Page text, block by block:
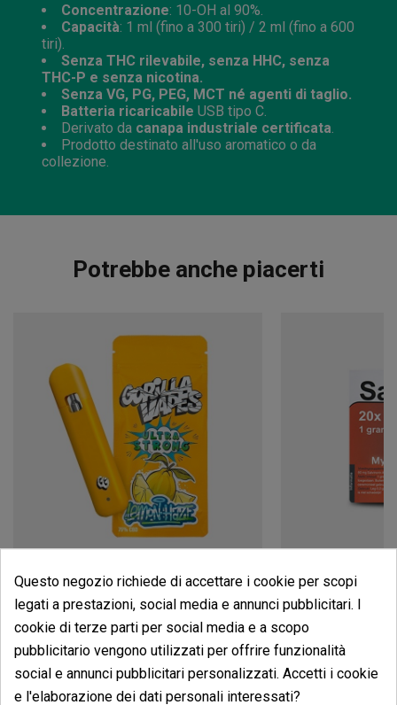
Concentrazione: 10-OH al 90%.
Capacità: 1 ml (fino a 300 tiri) / 2 ml (fino a 600
tiri).
Senza THC rilevabile, senza HHC, senza
THC-P e senza nicotina.
Senza VG, PG, PEG, MCT né agenti di taglio.
Batteria ricaricabile USB tipo C.
Derivato da canapa industriale certificata
Prodotto destinato all'uso aromatico o da
collezione.
Potrebbe anche piacerti
Gorilla Vape CBD 75% Gorilla Grillz 'Lemon Haze'
(4)
24,90 €
(5)
18,00 €
Questo negozio richiede di accettare i cookie per scopi
legati a prestazioni, social media e annunci pubblicitari. I
cookie di terze parti per social media e a scopo
pubblicitario vengono utilizzati per offrire funzionalità
social e annunci pubblicitari personalizzati. Accetti i cookie
e l'elaborazione dei dati personali interessati?